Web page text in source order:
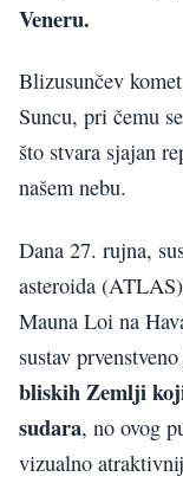
Veneru.
Blizusunčev
Suncu, pri čemu
što stvara sjajan
našem nebu.
Dana 27. rujna,
asteroida
Mauna Loi na
sustav
bliskih Zemlji
sudara, no ovog
vizualno